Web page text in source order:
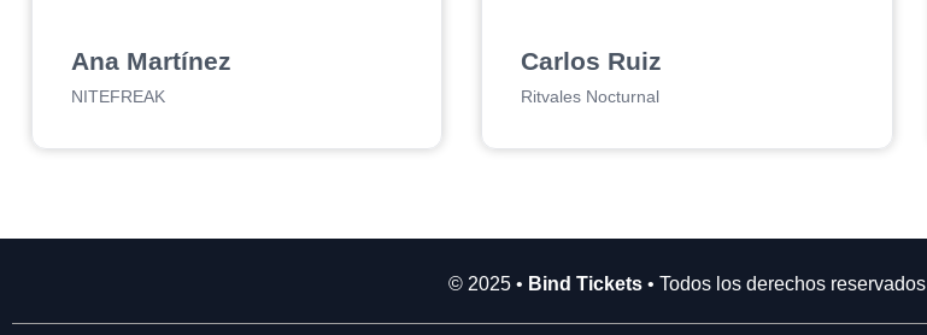
Ana Martínez
NITEFREAK
Carlos Ruiz
Ritvales Nocturnal
© 2025 • Bind Tickets • Todos los derechos reservados